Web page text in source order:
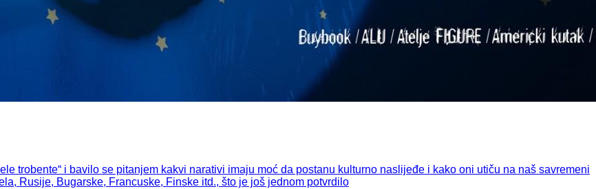
trobente“ i bavilo se pitanjem kakvi narativi imaju moć da postanu kulturno naslijeđe i kako oni utiču na naš savremeni
Rusije, Bugarske, Francuske, Finske itd., što je još jednom potvrdilo